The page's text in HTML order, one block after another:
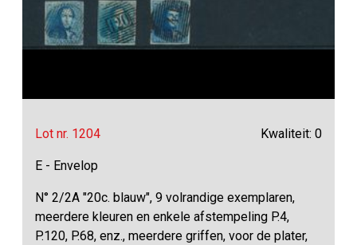
Lot nr. 1204 Kwaliteit: 0
E - Envelop
N° 2/2A "20c. blauw", 9 volrandige exemplaren,
meerdere kleuren en enkele afstempeling P.4,
P.120, P.68, enz., meerdere griffen, voor de plater,